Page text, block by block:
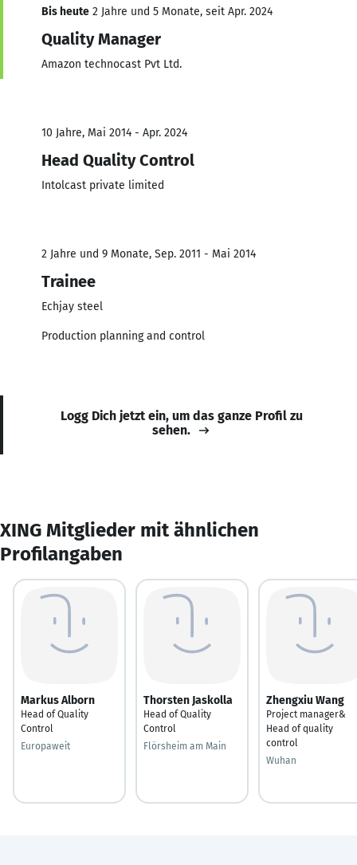
Bis heute 2 Jahre und 5 Monate, seit Apr. 2024
Quality Manager
Amazon technocast Pvt Ltd.
10 Jahre, Mai 2014 - Apr. 2024
Head Quality Control
Intolcast private limited
2 Jahre und 9 Monate, Sep. 2011 - Mai 2014
Trainee
Echjay steel
Production planning and control
Logg Dich jetzt ein, um das ganze Profil zu
sehen.
XING Mitglieder mit ähnlichen
Profilangaben
Markus Alborn
Head of Quality
Control
Europaweit
Thorsten Jaskolla
Head of Quality
Control
Flörsheim am Main
Zhengxiu Wang
Project manager&
Head of quality
control
Wuhan